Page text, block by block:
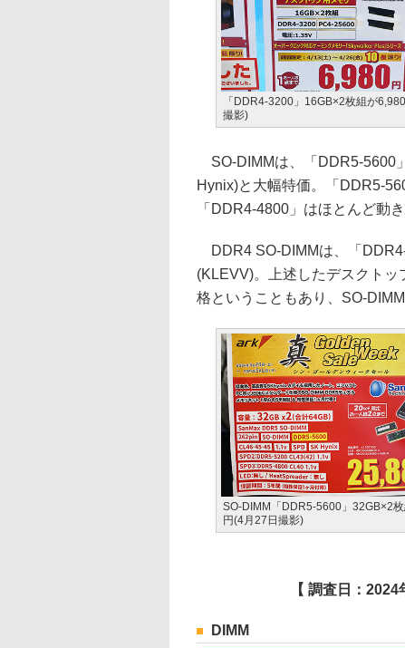
「DDR4-3200」16GB×2枚組が
撮影)
SO-DIMMは、「DDR5-5600
Hynix)と大幅特価。「DDR5-
「DDR4-4800」はほとんど動
DDR4 SO-DIMMは、「
(KLEVV)。上述したデスクト
格ということもあり、SO-
SO-DIMM「DDR5-5600」32GB×2
円(4月27日撮影)
【 調査日：
DIMM